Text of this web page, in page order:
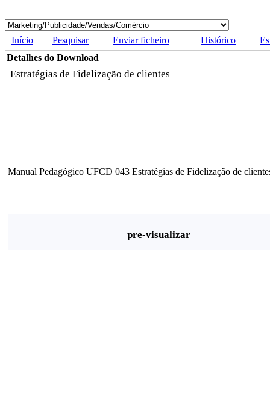
Início Pesquisar Enviar ficheiro Histórico
Detalhes do Download
Estratégias de Fidelização de clientes
Manual Pedagógico UFCD 043 Estratégias de Fidelização de
pre-visualizar